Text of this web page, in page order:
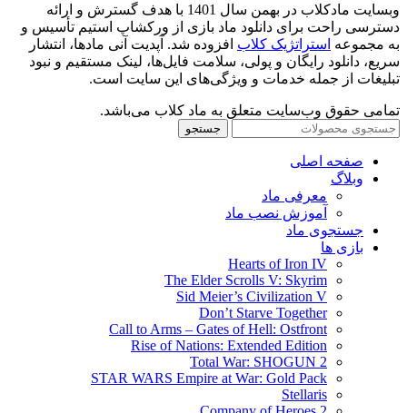
وبسایت مادکلاب در بهمن سال 1401 با هدف گسترش و ارائه
دسترسی راحت برای دانلود ماد بازی از ورکشاپ استیم تأسیس و
به مجموعه استراتژیک کلاب افزوده شد. آپدیت آنی مادها، انتشار
سریع، دانلود رایگان و پولی، سلامت فایل‌ها، لینک مستقیم و نبود
تبلیغات از جمله خدمات و ویژگی‌های این سایت است.
تمامی حقوق وب‌سایت متعلق به ماد کلاب می‌باشد.
جستجو
صفحه اصلی
وبلاگ
معرفی ماد
آموزش نصب ماد
جستجوی ماد
بازی ها
Hearts of Iron IV
The Elder Scrolls V: Skyrim
Sid Meier’s Civilization V
Don’t Starve Together
Call to Arms – Gates of Hell: Ostfront
Rise of Nations: Extended Edition
Total War: SHOGUN 2
STAR WARS Empire at War: Gold Pack
Stellaris